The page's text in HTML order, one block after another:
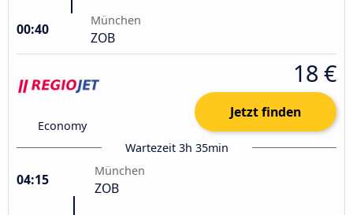
00:40
München
ZOB
Economy
18 €
Jetzt finden
Wartezeit 3h 35min
04:15
München
ZOB